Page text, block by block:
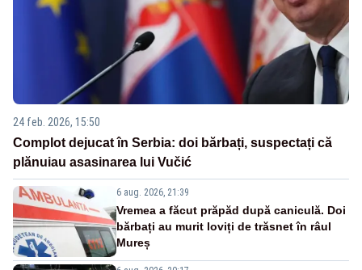
24 feb. 2026, 15:50
Complot dejucat în Serbia: doi bărbați, suspectați că
plănuiau asasinarea lui Vučić
6 aug. 2026, 21:39
Vremea a făcut prăpăd după caniculă. Doi
bărbați au murit loviți de trăsnet în râul
Mureș